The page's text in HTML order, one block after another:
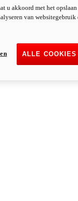
u akkoord met het
van
ALLE COOKIES